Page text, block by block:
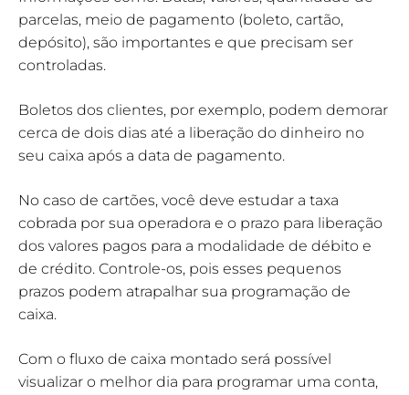
parcelas, meio de pagamento (boleto, cartão,
depósito), são importantes e que precisam ser
controladas.
Boletos dos clientes, por exemplo, podem demorar
cerca de dois dias até a liberação do dinheiro no
seu caixa após a data de pagamento.
No caso de cartões, você deve estudar a taxa
cobrada por sua operadora e o prazo para liberação
dos valores pagos para a modalidade de débito e
de crédito. Controle-os, pois esses pequenos
prazos podem atrapalhar sua programação de
caixa.
Com o fluxo de caixa montado será possível
visualizar o melhor dia para programar uma conta,